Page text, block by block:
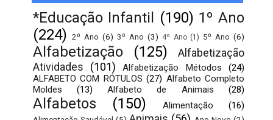
*Educação Infantil (190) 1º Ano
(224) 2º Ano (6) 3º Ano (3) 4º Ano (1) 5º Ano (6)
Alfabetização (125)
Alfabetização
Atividades
(101) Alfabetização Métodos
(24)
ALFABETO COM RÓTULOS (27) Alfabeto Completo
Moldes
(13) Alfabeto de Animais (28)
Alfabetos (150) Alimentação (16)